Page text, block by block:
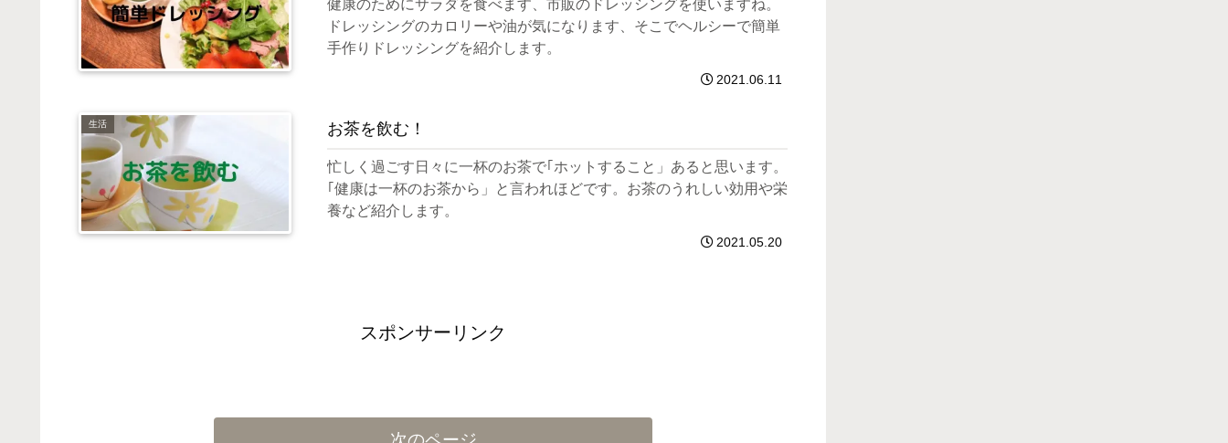
健康のためにサラダを食べます、市販のドレッシングを使いますね。
ドレッシングのカロリーや油が気になります、そこでヘルシーで簡単
手作りドレッシングを紹介します。
2021.06.11
生活 お茶を飲む！
忙しく過ごす日々に一杯のお茶で｢ホットすること」あると思います。
｢健康は一杯のお茶から」と言われほどです。お茶のうれしい効用や栄
養など紹介します。
2021.05.20
スポンサーリンク